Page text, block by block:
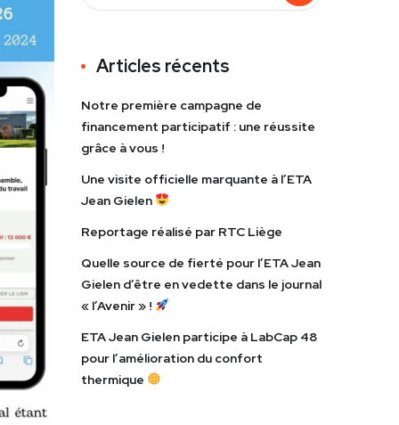
Articles récents
Notre première campagne de
financement participatif : une réussite
grâce à vous !
Une visite officielle marquante à l’ETA
Jean Gielen
Reportage réalisé par RTC Liège
Quelle source de fierté pour l’ETA Jean
Gielen d’être en vedette dans le journal
« l’Avenir » !
ETA Jean Gielen participe à LabCap 48
pour l’amélioration du confort
thermique